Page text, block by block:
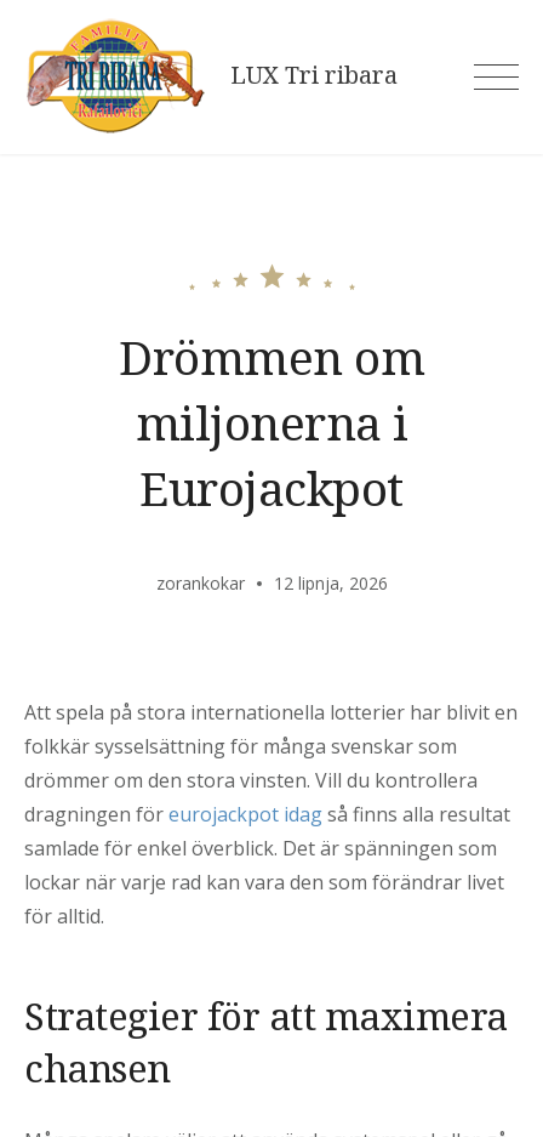
content
LUX Tri ribara
Drömmen om
miljonerna i
Eurojackpot
zorankokar 12 lipnja, 2026
Att spela på stora internationella lotterier har blivit en
folkkär sysselsättning för många svenskar som
drömmer om den stora vinsten. Vill du kontrollera
dragningen föreurojackpot idagså finns alla resultat
samlade för enkel överblick. Det är spänningen som
lockar när varje rad kan vara den som förändrar livet
för alltid.
Strategier för att maximera
chansen